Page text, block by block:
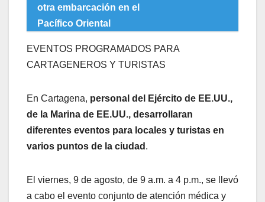
otra embarcación en el
Pacífico Oriental
EVENTOS PROGRAMADOS PARA
CARTAGENEROS Y TURISTAS
En Cartagena, personal del Ejército de EE.UU.,
de la Marina de EE.UU., desarrollaran
diferentes eventos para locales y turistas en
varios puntos de la ciudad .
El viernes, 9 de agosto, de 9 a.m. a 4 p.m., se llevó
a cabo el evento conjunto de atención médica y